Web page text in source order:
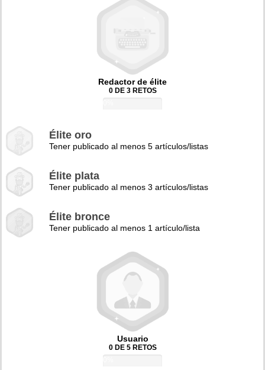
Redactor de élite
0 DE 3 RETOS
Élite oro
Tener publicado al menos 5 artículos/listas
Élite plata
Tener publicado al menos 3 artículos/listas
Élite bronce
Tener publicado al menos 1 artículo/lista
Usuario
0 DE 5 RETOS